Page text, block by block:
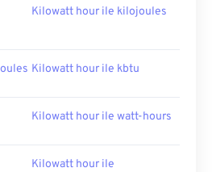
Kilowatt hour ile kilojoules
Kilowatt hour ile kbtu
Kilowatt hour ile watt-hours
Kilowatt hour ile